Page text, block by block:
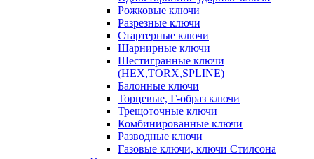
Рожковые ключи
Разрезные ключи
Стартерные ключи
Шарнирные ключи
Шестигранные ключи
(HEX,TORX,SPLINE)
Балонные ключи
Торцевые, Г-образ ключи
Трещоточные ключи
Комбинированные ключи
Разводные ключи
Газовые ключи, ключи Стилсона